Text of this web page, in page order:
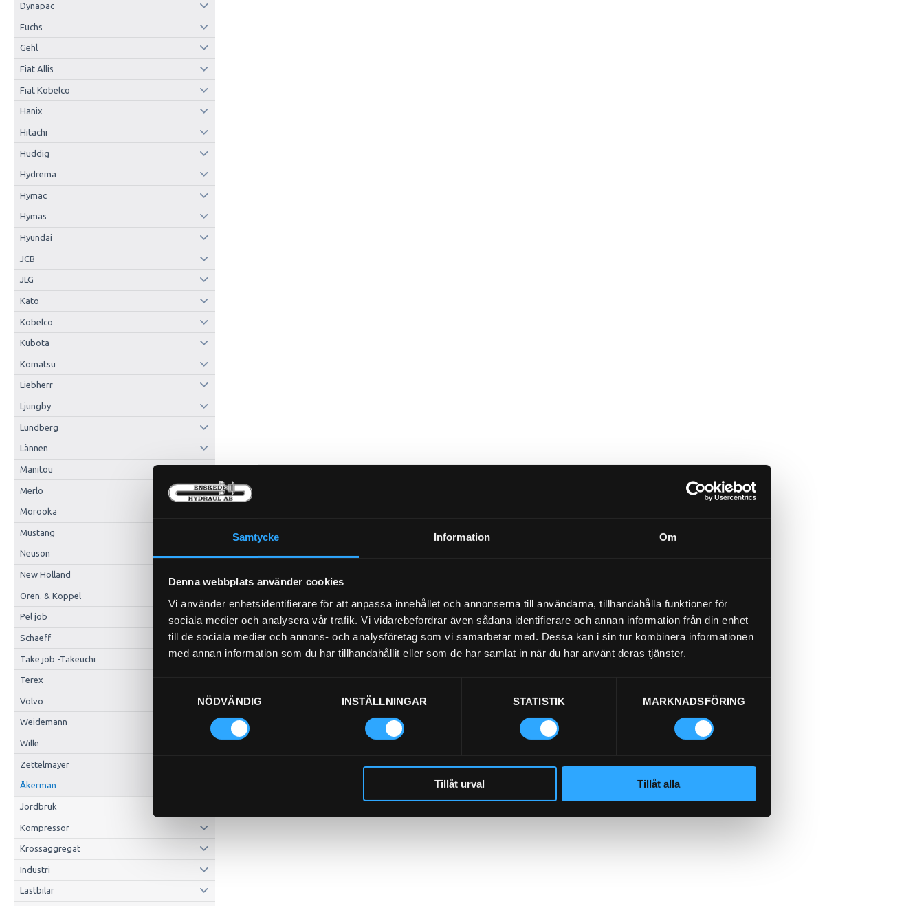
Samtycke Information Om
Denna webbplats använder cookies
Vi använder enhetsidentifierare för att anpassa innehållet och annonserna till användarna, tillhandahålla funktioner för
sociala medier och analysera vår trafik. Vi vidarebefordrar även sådana identifierare och annan information från din enhet
till de sociala medier och annons- och analysföretag som vi samarbetar med. Dessa kan i sin tur kombinera informationen
med annan information som du har tillhandahållit eller som de har samlat in när du har använt deras tjänster.
NÖDVÄNDIG
INSTÄLLNINGAR STATISTIK MARKNADSFÖRING
Tillåt urval Tillåt alla
Dynapac
Fuchs
Gehl
Fiat Allis
Fiat Kobelco
Hanix
Hitachi
Huddig
Hydrema
Hymac
Hymas
Hyundai
JCB
JLG
Kato
Kobelco
Kubota
Komatsu
Liebherr
Ljungby
Lundberg
Lännen
Manitou
Merlo
Morooka
Mustang
Neuson
New Holland
Oren. & Koppel
Pel job
Schaeff
Take job -Takeuchi
Terex
Volvo
Weidemann
Wille
Zettelmayer
Åkerman
Jordbruk
Kompressor
Krossaggregat
Industri
Lastbilar